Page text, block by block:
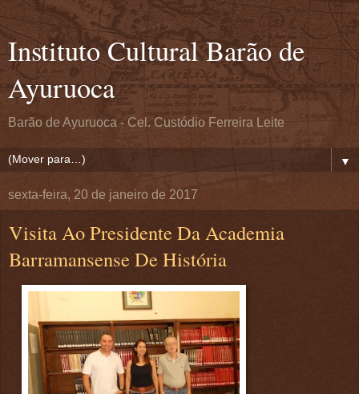
Instituto Cultural Barão de
Ayuruoca
Barão de Ayuruoca - Cel. Custódio Ferreira Leite
▼
sexta-feira, 20 de janeiro de 2017
Visita Ao Presidente Da Academia
Barramansense De História